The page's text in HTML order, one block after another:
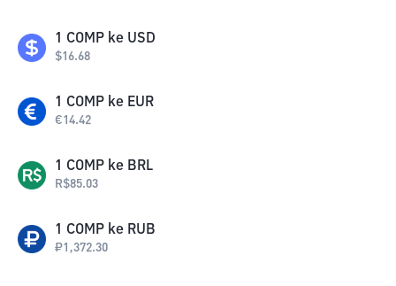
1 COMP ke USD
$16.68
1 COMP ke EUR
€14.42
1 COMP ke BRL
R$85.03
1 COMP ke RUB
₽1,372.30